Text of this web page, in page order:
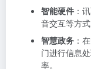
智能硬件 ：
音交互等方
智慧政务 ：
门进行信息
率。